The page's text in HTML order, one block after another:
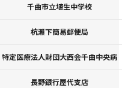
千曲市立埴生中学校
杭瀬下簡易郵便局
特定医療法人財団大西会千曲中央病
長野銀行屋代支店